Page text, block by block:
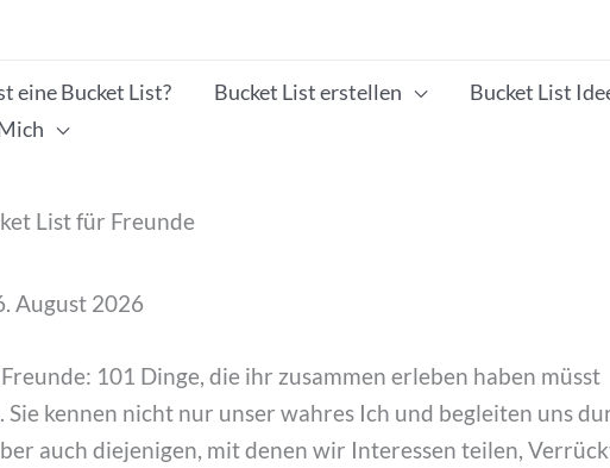
eine Bucket List? Bucket List erstellen Bucket List
August 2026
101 Dinge, die ihr zusammen erleben haben müsst
Sie kennen nicht nur unser wahres Ich und begleiten uns
auch diejenigen, mit denen wir Interessen teilen,